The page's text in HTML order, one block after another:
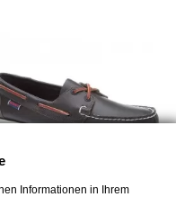
Informationen in Ihrem